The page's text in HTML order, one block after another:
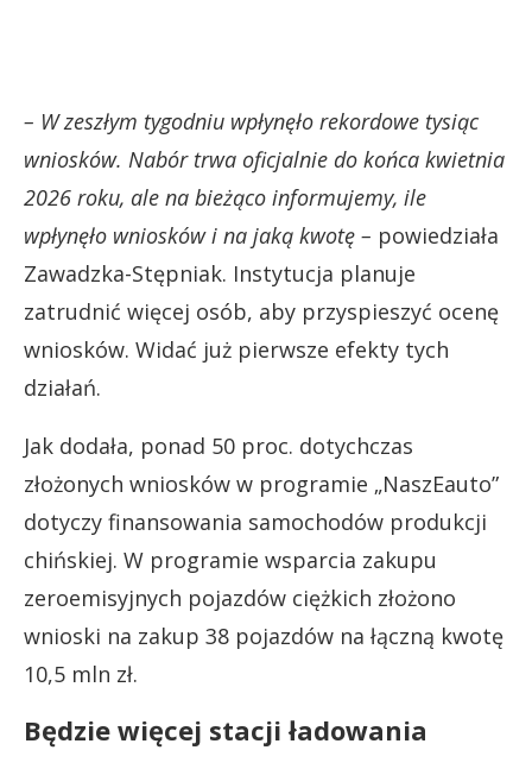
– W zeszłym tygodniu wpłynęło rekordowe tysiąc
wniosków. Nabór trwa oficjalnie do końca kwietnia
2026 roku, ale na bieżąco informujemy, ile
wpłynęło wniosków i na jaką kwotę – powiedziała
Zawadzka-Stępniak. Instytucja planuje
zatrudnić więcej osób, aby przyspieszyć ocenę
wniosków. Widać już pierwsze efekty tych
działań.
Jak dodała, ponad 50 proc. dotychczas
złożonych wniosków w programie „NaszEauto”
dotyczy finansowania samochodów produkcji
chińskiej. W programie wsparcia zakupu
zeroemisyjnych pojazdów ciężkich złożono
wnioski na zakup 38 pojazdów na łączną kwotę
10,5 mln zł.
Będzie więcej stacji ładowania